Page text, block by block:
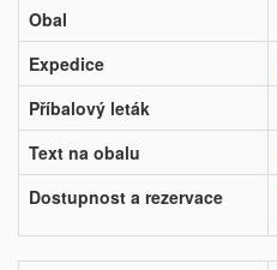
Obal
Expedice
Příbalový leták
Text na obalu
Dostupnost a rezervace